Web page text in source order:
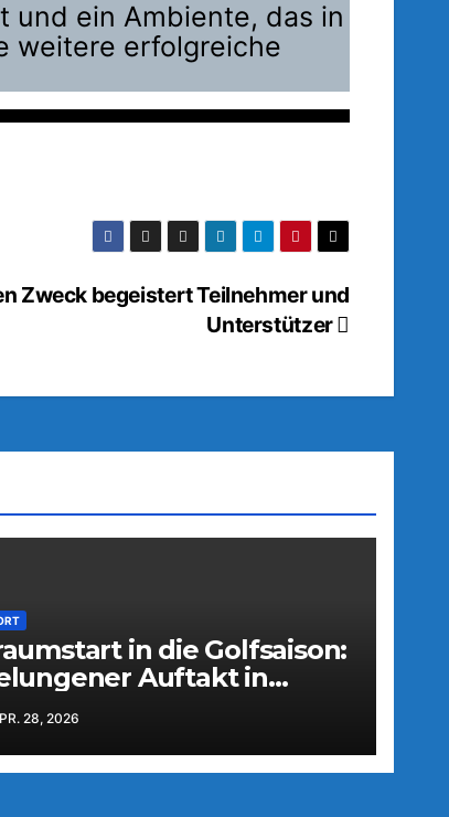
und ein Ambiente, das in
weitere erfolgreiche
Zweck begeistert Teilnehmer und
Unterstützer
in die Golfsaison:
Auftakt in
28, 2026